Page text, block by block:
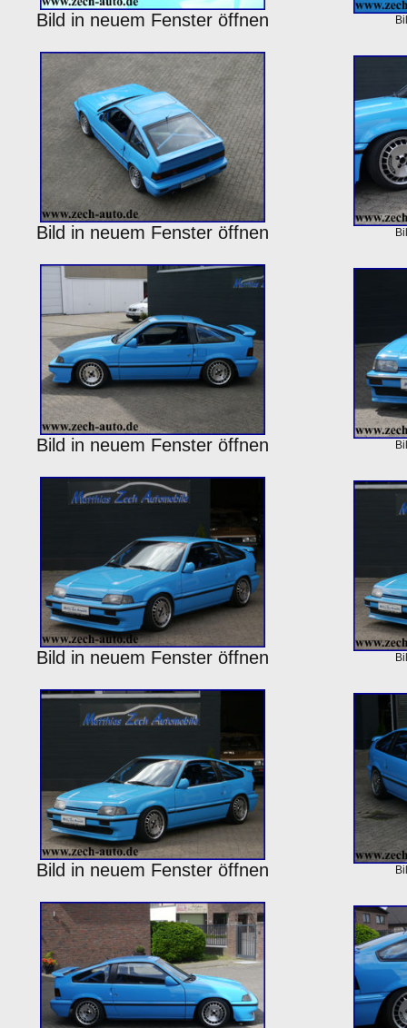
Bild in neuem Fenster öffnen
Bild in neuem Fenster öffnen
Bild in neuem Fenster öffnen
Bild in neuem Fenster öffnen
Bild in neuem Fenster öffnen